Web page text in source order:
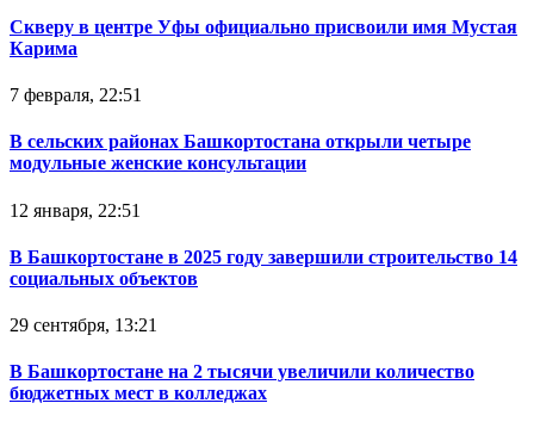
Скверу в центре Уфы официально присвоили имя Мустая
Карима
7 февраля, 22:51
В сельских районах Башкортостана открыли четыре
модульные женские консультации
12 января, 22:51
В Башкортостане в 2025 году завершили строительство 14
социальных объектов
29 сентября, 13:21
В Башкортостане на 2 тысячи увеличили количество
бюджетных мест в колледжах